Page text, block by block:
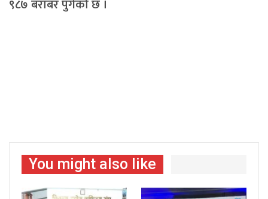
९८७ बराबर पुगेको छ ।
You might also like